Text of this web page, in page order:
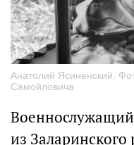
Анатолий Ясиненский.
Самойловича
из Заларинского